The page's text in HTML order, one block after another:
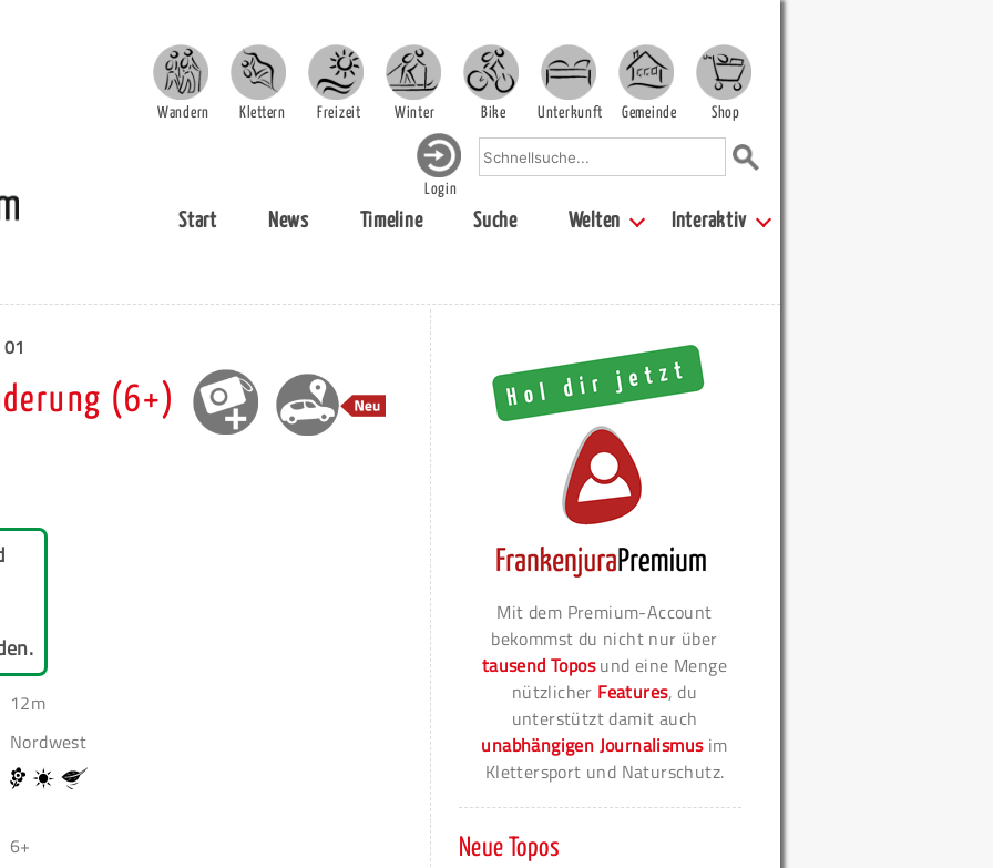
Wandern Klettern Freizeit Winter Bike Unterkunft Gemeinde Shop
Login
Start News Timeline Suche Welten Interaktiv
(6+)
12m
Nordwest
6+
Mit dem Premium-Account
bekommst du nicht nur über
tausend Toposund eine Menge
nützlicher Features, du
unterstützt damit auch
unabhängigen Journalismusim
Klettersport und Naturschutz.
Neue Topos